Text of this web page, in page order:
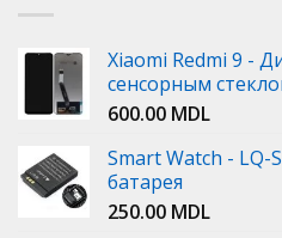
Xiaomi Redmi 9 -
сенсорным
600.00 MDL
Smart Watch - LQ-
батарея
250.00 MDL